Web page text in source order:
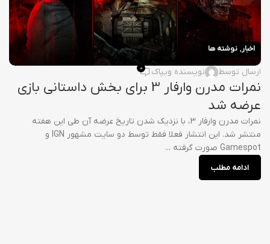
اخبار, نوشته ها
ارسال توسط نویسنده ویپاک 0
نمرات مدرن وارفار 3 برای بخش داستانی بازی
عرضه شد
نمرات مدرن وارفار 3، با نزدیک شدن تاریخ عرضه آن طی این هفته
منتشر شد. این انتشار فعلا فقط توسط دو سایت مشهور IGN و
Gamespot صورت گرفته ...
ادامه مطلب